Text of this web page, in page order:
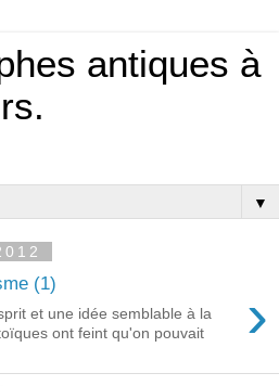
antiques à
▼
(1) ›
et une idée semblable à la
ont feint qu'on pouvait